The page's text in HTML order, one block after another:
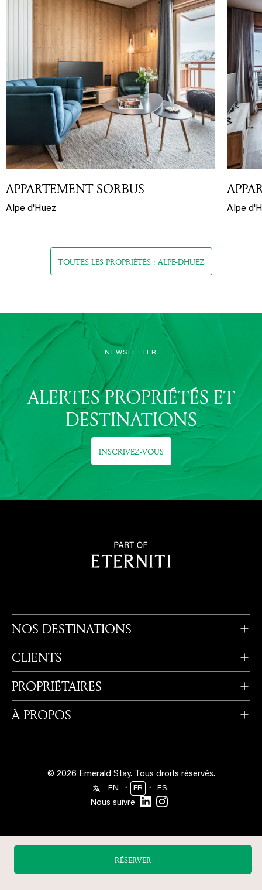
RÉSERVER
APPARTEMENT SORBUS
Alpe d'Huez Alpe
TOUTES LES PROPRIÉTÉS : ALPE-DHUEZ
NEWSLETTER
ALERTES PROPRIÉTÉS ET
DESTINATIONS
INSCRIVEZ-VOUS
NOS DESTINATIONS
CLIENTS
PROPRIÉTAIRES
À PROPOS
© 2026 Emerald Stay. Tous droits réservés.
EN ・ FR ・ ES
Nous suivre